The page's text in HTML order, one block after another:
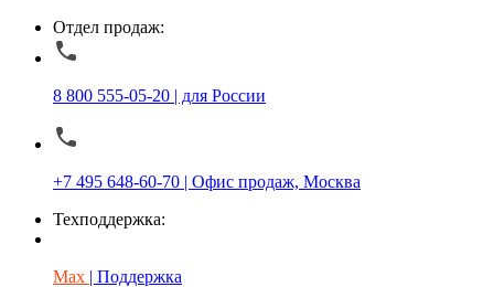
Отдел продаж:
8 800 555-05-20 | для России
+7 495 648-60-70 | Офис продаж, Москва
Техподдержка:
Max | Поддержка